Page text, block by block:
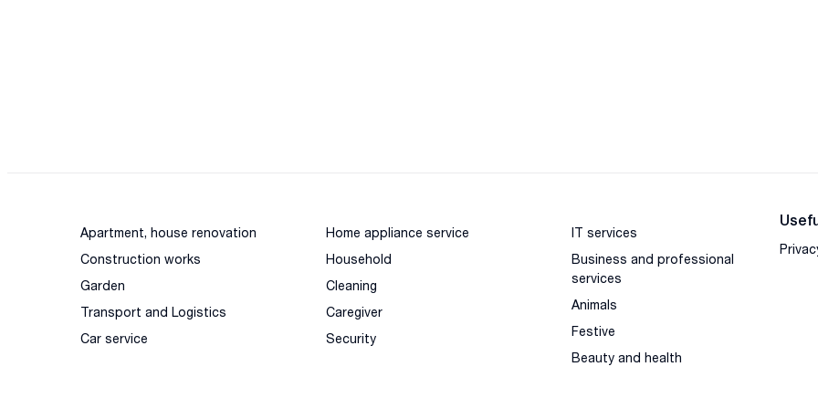
Apartment, house renovation
Construction works
Garden
Transport and Logistics
Car service
Home appliance service
Household
Cleaning
Caregiver
Security
IT services
Business and professional
services
Animals
Festive
Beauty and health